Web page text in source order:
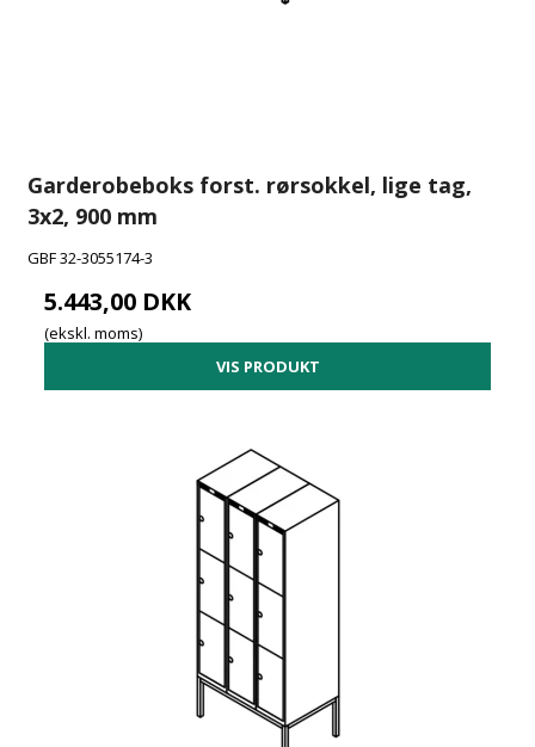
Garderobeboks forst. rørsokkel, lige tag,
3x2, 900 mm
GBF 32-3055174-3
5.443,00 DKK
(ekskl. moms)
VIS PRODUKT